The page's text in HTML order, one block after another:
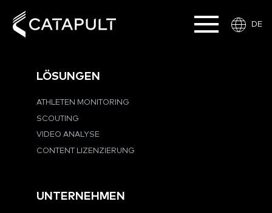
DE
LÖSUNGEN
ATHLETEN MONITORING
SCOUTING
VIDEO ANALYSE
CONTENT LIZENZIERUNG
UNTERNEHMEN